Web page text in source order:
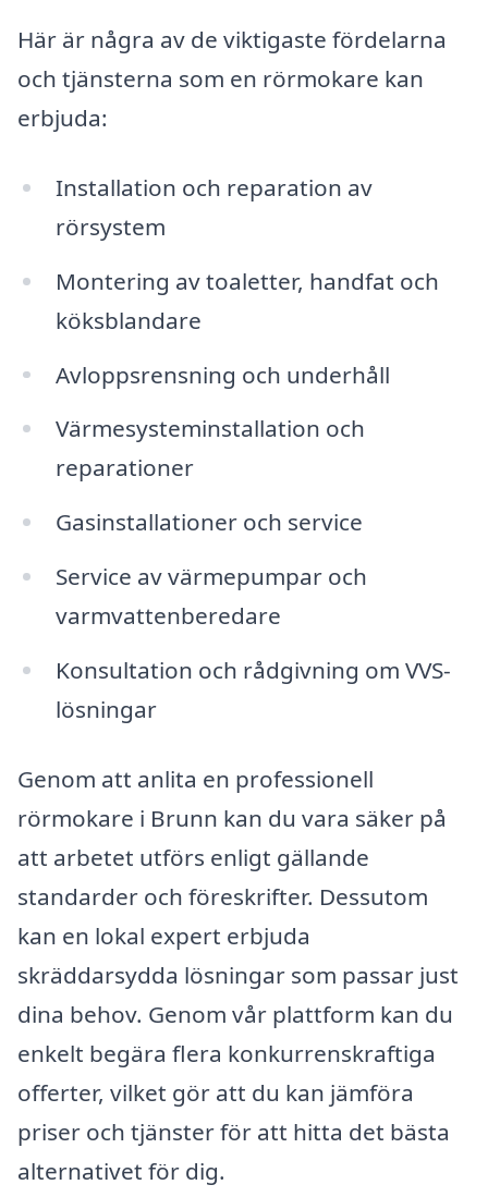
Här är några av de viktigaste fördelarna
och tjänsterna som en rörmokare kan
erbjuda:
Installation och reparation av
rörsystem
Montering av toaletter, handfat och
köksblandare
Avloppsrensning och underhåll
Värmesysteminstallation och
reparationer
Gasinstallationer och service
Service av värmepumpar och
varmvattenberedare
Konsultation och rådgivning om VVS-
lösningar
Genom att anlita en professionell
rörmokare i Brunn kan du vara säker på
att arbetet utförs enligt gällande
standarder och föreskrifter. Dessutom
kan en lokal expert erbjuda
skräddarsydda lösningar som passar just
dina behov. Genom vår plattform kan du
enkelt begära flera konkurrenskraftiga
offerter, vilket gör att du kan jämföra
priser och tjänster för att hitta det bästa
alternativet för dig.